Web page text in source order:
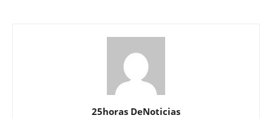
25horas DeNoticias